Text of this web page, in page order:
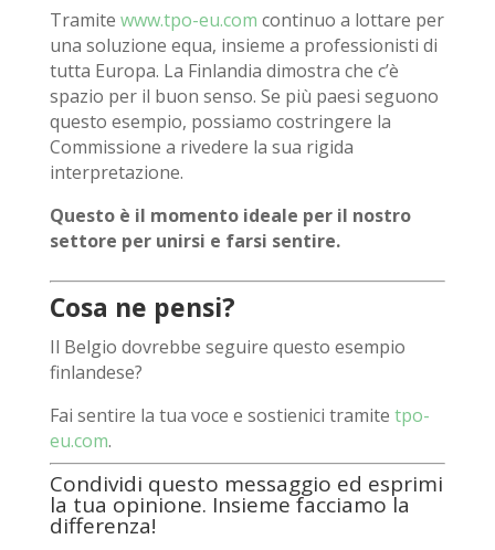
Tramite www.tpo-eu.com continuo a lottare per
una soluzione equa, insieme a professionisti di
tutta Europa. La Finlandia dimostra che c’è
spazio per il buon senso. Se più paesi seguono
questo esempio, possiamo costringere la
Commissione a rivedere la sua rigida
interpretazione.
Questo è il momento ideale per il nostro
settore per unirsi e farsi sentire.
Cosa ne pensi?
Il Belgio dovrebbe seguire questo esempio
finlandese?
Fai sentire la tua voce e sostienici tramite tpo-
eu.com.
Condividi questo messaggio ed esprimi
la tua opinione. Insieme facciamo la
differenza!